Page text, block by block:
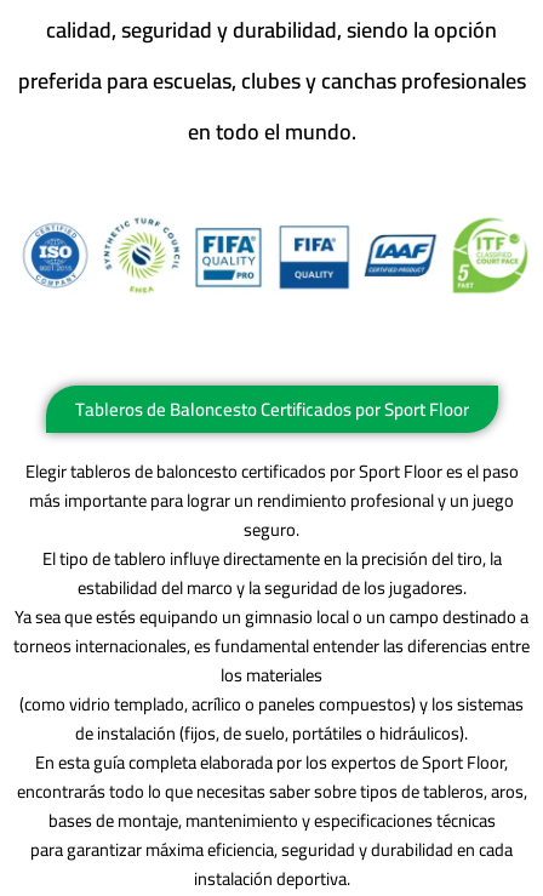
calidad, seguridad y durabilidad, siendo la opción
preferida para escuelas, clubes y canchas profesionales
en todo el mundo.
Tableros de Baloncesto Certificados por Sport Floor
Elegir tableros de baloncesto certificados por Sport Floor es el paso
más importante para lograr un rendimiento profesional y un juego
seguro.
El tipo de tablero influye directamente en la precisión del tiro, la
estabilidad del marco y la seguridad de los jugadores.
Ya sea que estés equipando un gimnasio local o un campo destinado a
torneos internacionales, es fundamental entender las diferencias entre
los materiales
(como vidrio templado, acrílico o paneles compuestos) y los sistemas
de instalación (fijos, de suelo, portátiles o hidráulicos).
En esta guía completa elaborada por los expertos de Sport Floor,
encontrarás todo lo que necesitas saber sobre tipos de tableros, aros,
bases de montaje, mantenimiento y especificaciones técnicas
para garantizar máxima eficiencia, seguridad y durabilidad en cada
instalación deportiva.